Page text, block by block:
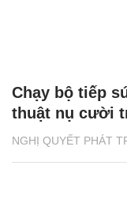
NGHỊ QUYẾT PHÁT
Chạy bộ tiếp
thuật nụ cười